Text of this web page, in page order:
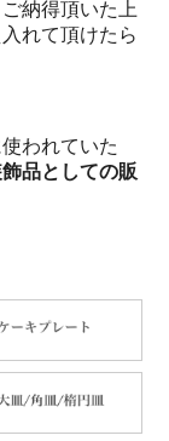
納得頂いた上
れて頂けたら
われていた
品としての販